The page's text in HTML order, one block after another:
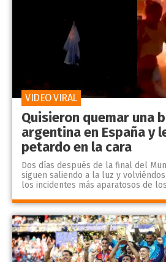
Quisieron quemar una
argentina en España y
petardo en la cara
Dos días después de la final del
siguen saliendo a la luz y
los incidentes más aparatosos de
VIDEO VIRAL